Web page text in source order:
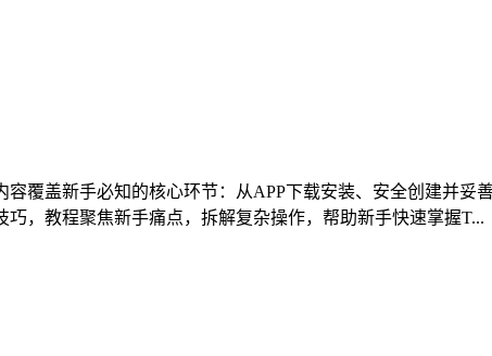
覆盖新手必知的核心环节：从APP下载安装、安全创建并妥
，教程聚焦新手痛点，拆解复杂操作，帮助新手快速掌握T...